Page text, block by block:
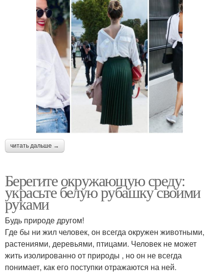
читать дальше →
Берегите окружающую среду:
украсьте белую рубашку своими
руками
Будь природе другом!
Где бы ни жил человек, он всегда окружен животными,
растениями, деревьями, птицами. Человек не может
жить изолированно от природы , но он не всегда
понимает, как его поступки отражаются на ней.